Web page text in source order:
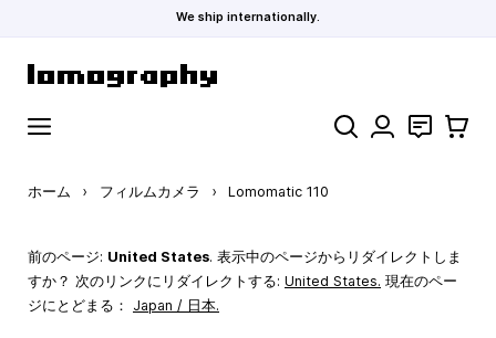
We ship internationally.
検索 お問い合わ
カート
ホーム › フィルムカメラ › Lomomatic 110
前のページ: United States. 表示中のページからリダイレクトしま
すか？ 次のリンクにリダイレクトする: United States. 現在のペー
ジにとどまる： Japan / 日本.